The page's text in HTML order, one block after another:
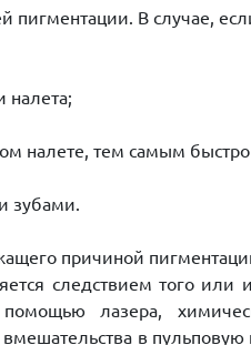
В случае,
налета;
налете, тем самым
зубами.
причиной
следствием того или
лазера,
в